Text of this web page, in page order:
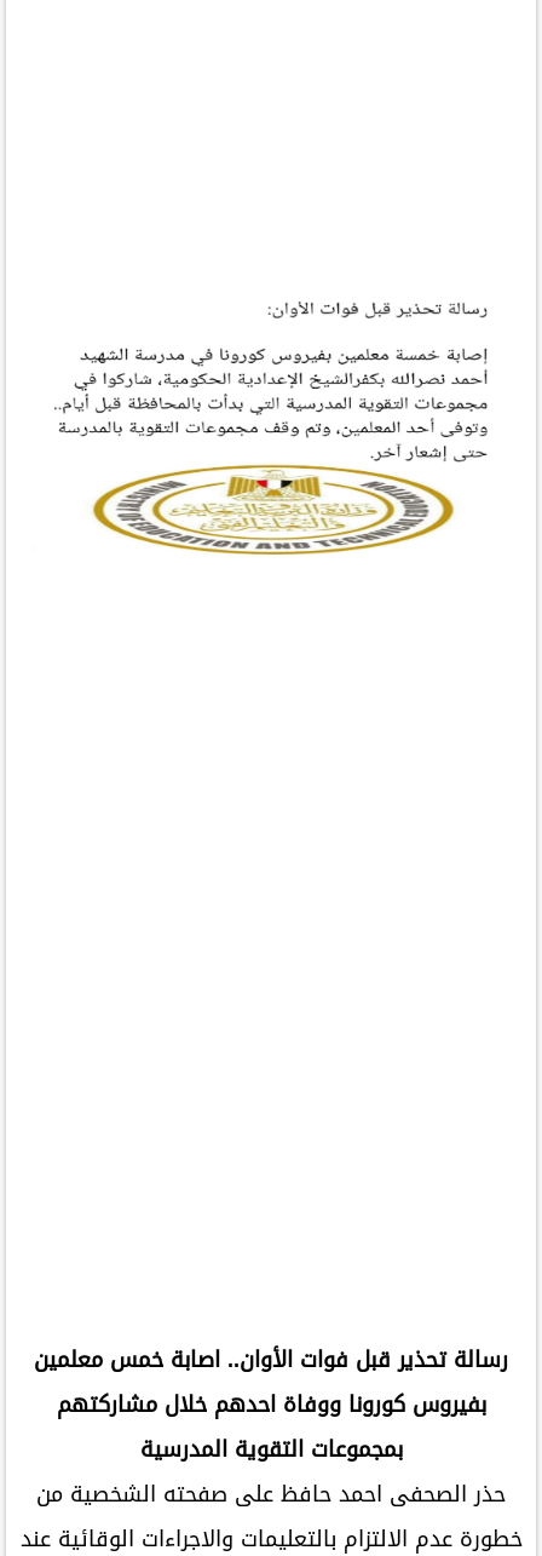
رسالة تحذير قبل فوات الأوان.. اصابة خمس معلمين
بفيروس كورونا ووفاة احدهم خلال مشاركتهم
بمجموعات التقوية المدرسية
حذر الصحفى احمد حافظ على صفحته الشخصية من
خطورة عدم الالتزام بالتعليمات والاجراءات الوقائية عند